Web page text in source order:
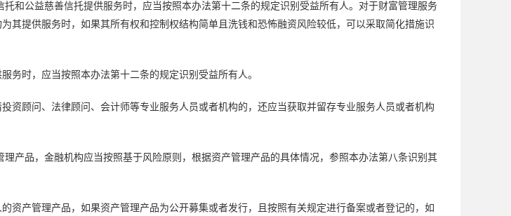
和公益慈善信托提供服务时，应当按照本办法第十二条的规定识别受益所有人。对于财富管理服务
其提供服务时，如果其所有权和控制权结构简单且洗钱和恐怖融资风险较低，可以采取简化措施识
务时，应当按照本办法第十二条的规定识别受益所有人。
资顾问、法律顾问、会计师等专业服务人员或者机构的，还应当获取并留存专业服务人员或者机构
产品，金融机构应当按照基于风险原则，根据资产管理产品的具体情况，参照本办法第八条识别其
资产管理产品，如果资产管理产品为公开募集或者发行，且按照有关规定进行备案或者登记的，如